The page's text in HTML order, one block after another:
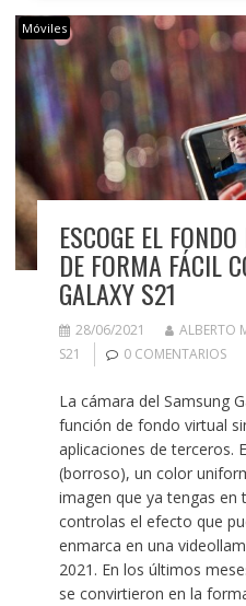
Móviles
ESCOGE EL
DE FORMA FÁCIL
GALAXY S21
28/06/2021 ALBERTO
S21
0 COMENTARIOS
La cámara del Samsung
función de fondo virtual
aplicaciones de terceros.
(borroso), un color
imagen que ya tengas en
controlas el efecto que
enmarca en una
2021. En los últimos
se convirtieron en la